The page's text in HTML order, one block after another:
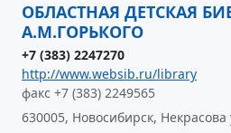
ОБЛАСТНАЯ ДЕТСКАЯ
А.М.ГОРЬКОГО
+7 (383) 2247270
http://www.websib.ru/library
факс +7 (383) 2249565
630005, Новосибирск, Некрасова